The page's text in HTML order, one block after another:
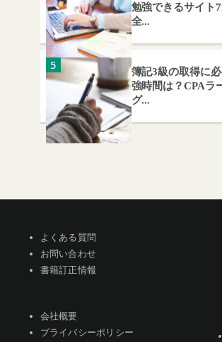
勉強できるサイト
全...
簿記3級の取得に
強時間は？CPAラ
グ...
よくある質問
お問い合わせ
書籍訂正情報
会社概要
プライバシーポリシー